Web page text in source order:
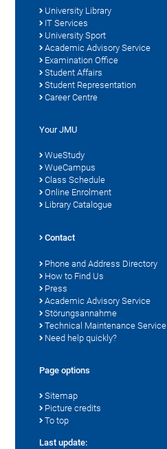
University Library
IT Services
University Sport
Academic Advisory Service
Examination Office
Student Affairs
Student Representation
Career Centre
Your JMU
WueStudy
WueCampus
Class Schedule
Online Enrolment
Library Catalogue
Contact
Phone and Address Directory
How to Find Us
Press
Academic Advisory Service
Störungsannahme
Technical Maintenance Service
Need help quickly?
Page options
Sitemap
Picture credits
To top
Last update: